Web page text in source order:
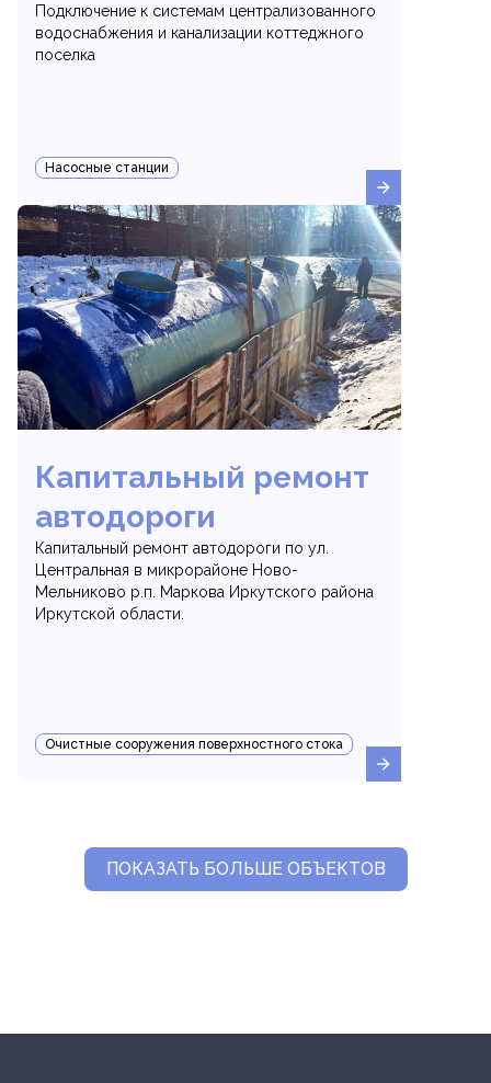
Подключение к системам централизованного
водоснабжения и канализации коттеджного
поселка
Насосные станции
Капитальный ремонт
автодороги
Капитальный ремонт автодороги по ул.
Центральная в микрорайоне Ново-
Мельниково р.п. Маркова Иркутского района
Иркутской области.
Очистные сооружения поверхностного стока
ПОКАЗАТЬ БОЛЬШЕ ОБЪЕКТОВ